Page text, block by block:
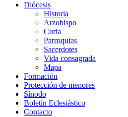
Diócesis
Historia
Arzobispo
Curia
Parroquias
Sacerdotes
Vida consagrada
Mapa
Formación
Protección de menores
Sínodo
Boletín Eclesiástico
Contacto